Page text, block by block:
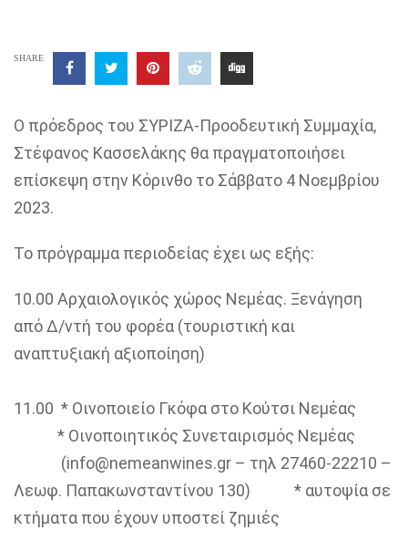
SHARE
Ο πρόεδρος του ΣΥΡΙΖΑ-Προοδευτική Συμμαχία,
Στέφανος Κασσελάκης θα πραγματοποιήσει
επίσκεψη στην Κόρινθο το Σάββατο 4 Νοεμβρίου
2023.
Το πρόγραμμα περιοδείας έχει ως εξής:
10.00 Αρχαιολογικός χώρος Νεμέας. Ξενάγηση
από Δ/ντή του φορέα (τουριστική και
αναπτυξιακή αξιοποίηση)
11.00 * Οινοποιείο Γκόφα στο Κούτσι Νεμέας
* Οινοποιητικός Συνεταιρισμός Νεμέας
(info@nemeanwines.gr – τηλ 27460-22210 –
Λεωφ. Παπακωνσταντίνου 130) * αυτοψία σε
κτήματα που έχουν υποστεί ζημιές